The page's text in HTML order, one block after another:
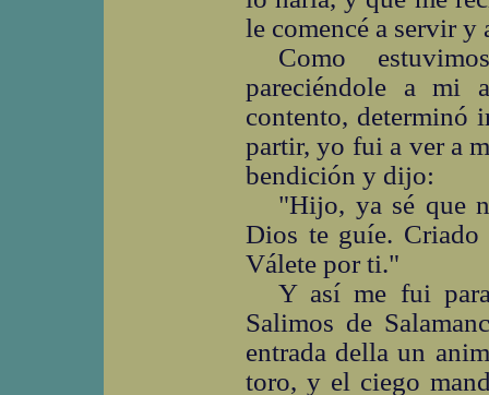
le comencé a servir
Como
pareciéndole a mi
contento, determinó
partir, yo fui a ver a
bendición y dijo:
"Hijo, ya sé que
Dios te guíe. Criado
Válete por ti."
Y así me fui
Salimos de
entrada della un
toro, y el ciego